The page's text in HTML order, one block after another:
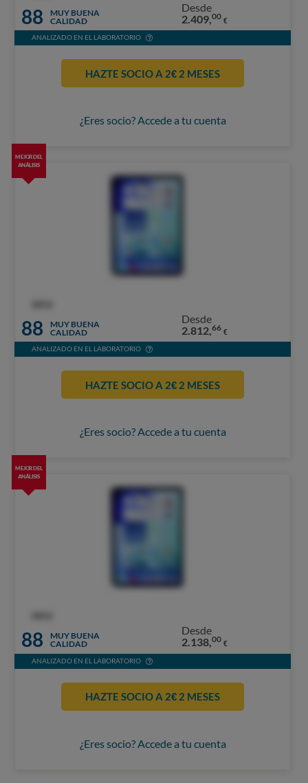
88
MUY BUENA
CALIDAD
Desde
2.409,00 €
ANALIZADO EN EL LABORATORIO
HAZTE SOCIO A 2€ 2 MESES
¿Eres socio? Accede a tu cuenta
MEJOR DEL
ANÁLISIS
88
MUY BUENA
CALIDAD
Desde
2.812,66 €
ANALIZADO EN EL LABORATORIO
HAZTE SOCIO A 2€ 2 MESES
¿Eres socio? Accede a tu cuenta
MEJOR DEL
ANÁLISIS
88
MUY BUENA
CALIDAD
Desde
2.138,00 €
ANALIZADO EN EL LABORATORIO
HAZTE SOCIO A 2€ 2 MESES
¿Eres socio? Accede a tu cuenta